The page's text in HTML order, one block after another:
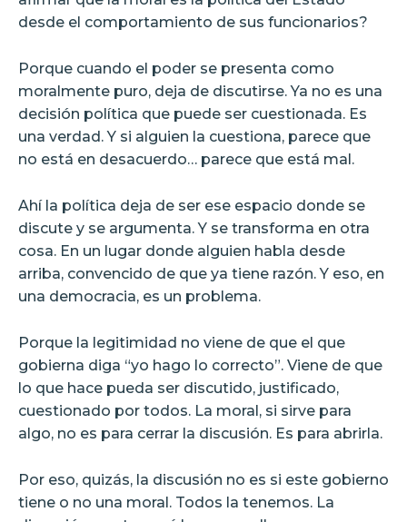
desde el comportamiento de sus funcionarios?
Porque cuando el poder se presenta como
moralmente puro, deja de discutirse. Ya no es una
decisión política que puede ser cuestionada. Es
una verdad. Y si alguien la cuestiona, parece que
no está en desacuerdo… parece que está mal.
Ahí la política deja de ser ese espacio donde se
discute y se argumenta. Y se transforma en otra
cosa. En un lugar donde alguien habla desde
arriba, convencido de que ya tiene razón. Y eso, en
una democracia, es un problema.
Porque la legitimidad no viene de que el que
gobierna diga “yo hago lo correcto”. Viene de que
lo que hace pueda ser discutido, justificado,
cuestionado por todos. La moral, si sirve para
algo, no es para cerrar la discusión. Es para abrirla.
Por eso, quizás, la discusión no es si este gobierno
tiene o no una moral. Todos la tenemos. La